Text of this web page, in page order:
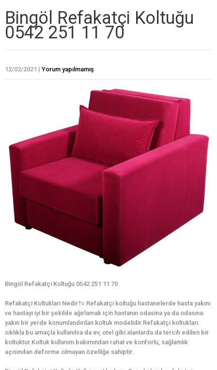
Bingöl Refakatçi Koltuğu
0542 251 11 70
12/02/2021 | Yorum yapılmamış
Bingöl Refakatçi Koltuğu 0542 251 11 70
Refakatçi Koltukları Nedir?= Refakatçi koltuğu hastanelerde hasta yakını
ve hastayı iyi bir şekilde ağırlamak için hastanın odasına ya da odasına
yakın bir yerde konumlandırılan koltuk modelidir.Refakatçi koltukları
sıklıkla bu amaçla kullanılsa da ev, otel gibi alanlarda da tercih edilen bir
koltuktur.Koltuk kullanım bakımından rahat ve konforlu, sağlamlık
açısından deforme olmayan özelliğe sahiptir.